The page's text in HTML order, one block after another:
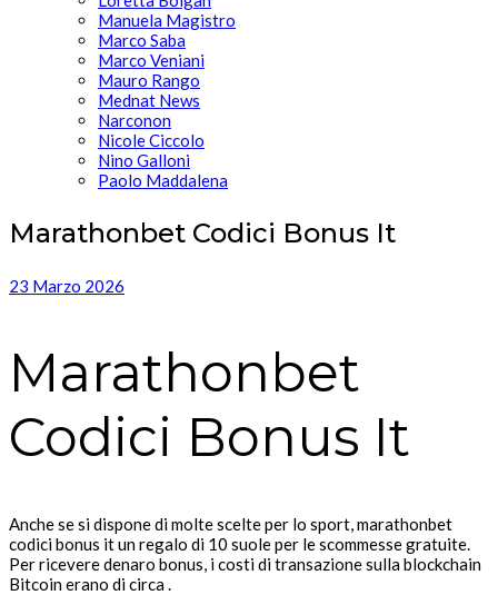
Manuela Magistro
Marco Saba
Marco Veniani
Mauro Rango
Mednat News
Narconon
Nicole Ciccolo
Nino Galloni
Paolo Maddalena
Marathonbet Codici Bonus It
23 Marzo 2026
Marathonbet
Codici Bonus It
Anche se si dispone di molte scelte per lo sport, marathonbet
codici bonus it un regalo di 10 suole per le scommesse gratuite.
Per ricevere denaro bonus, i costi di transazione sulla blockchain
Bitcoin erano di circa .